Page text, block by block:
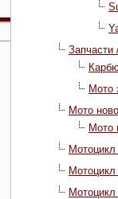
Мото
Мото
Мото